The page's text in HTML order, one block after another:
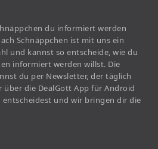
du informiert werden
Schnäppchen ist mit uns ein
und kannst so entscheide, wie du
informiert werden willst. Die
du per Newsletter, der täglich
die DealGott App für Android
entscheidest und wir bringen dir die